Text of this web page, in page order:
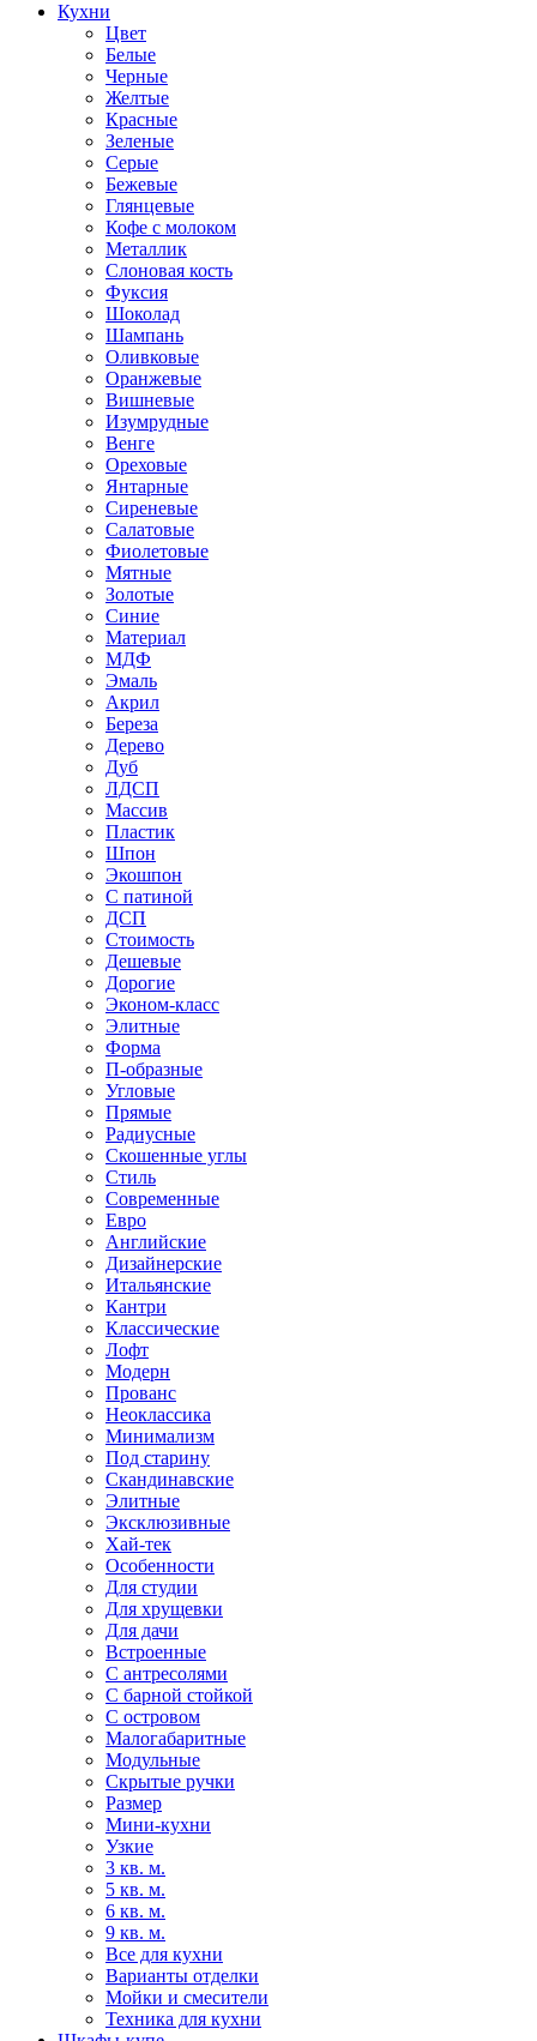
Кухни
Цвет
Белые
Черные
Желтые
Красные
Зеленые
Серые
Бежевые
Глянцевые
Кофе с молоком
Металлик
Слоновая кость
Фуксия
Шоколад
Шампань
Оливковые
Оранжевые
Вишневые
Изумрудные
Венге
Ореховые
Янтарные
Сиреневые
Салатовые
Фиолетовые
Мятные
Золотые
Синие
Материал
МДФ
Эмаль
Акрил
Береза
Дерево
Дуб
ЛДСП
Массив
Пластик
Шпон
Экошпон
С патиной
ДСП
Стоимость
Дешевые
Дорогие
Эконом-класс
Элитные
Форма
П-образные
Угловые
Прямые
Радиусные
Скошенные углы
Стиль
Современные
Евро
Английские
Дизайнерские
Итальянские
Кантри
Классические
Лофт
Модерн
Прованс
Неоклассика
Минимализм
Под старину
Скандинавские
Элитные
Эксклюзивные
Хай-тек
Особенности
Для студии
Для хрущевки
Для дачи
Встроенные
С антресолями
С барной стойкой
С островом
Малогабаритные
Модульные
Скрытые ручки
Размер
Мини-кухни
Узкие
3 кв. м.
5 кв. м.
6 кв. м.
9 кв. м.
Все для кухни
Варианты отделки
Мойки и смесители
Техника для кухни